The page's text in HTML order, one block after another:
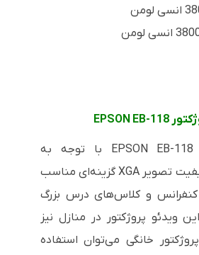
EPSON EB-118
EPSON EB-118 با توجه به
تصویر XGAگزینه‌ای مناسب
و کلاس‌های درس بزرگ
ویدئو پروژکتور در منازل نیز
خانگی می‌توان استفاده